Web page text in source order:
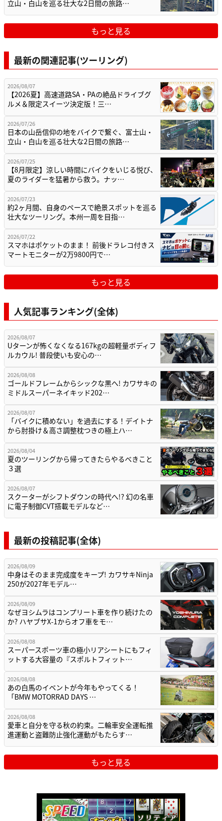
立山・白山を巡る壮大な2日間の旅路…
もっと見る
最新の関連記事(ツーリング)
2026/08/07
【2026夏】高速道路SA・PAの絶品ドライブグ
ルメ＆限定スイーツ決定版！三…
2026/07/26
日本の山岳信仰の地をバイクで繋ぐ、富士山・
立山・白山を巡る壮大な2日間の旅路…
2026/07/25
【8月限定】涼しい時間にバイクをいじる悦び、
夏のライダーを猛暑から救う。ナッ…
2026/07/23
約2ヶ月間、自身のペースで絶景スポットを巡る
壮大なツーリング。本州一周を目指…
2026/07/22
スマホはポケットのまま！ 前後ドラレコ付きス
マートモニターが2万9800円で…
もっと見る
人気記事ランキング(全体)
2026/08/07
Uターンが怖くなくなる167kgの超軽量ボディフ
ルカウル! 普段使いも安心の…
2026/08/08
ゴールドフレームからシックな黒へ! カワサキの
ミドルスーパーネイキッド202…
2026/08/07
「バイクに積めない」を過去にする！デイトナ
から肘掛け＆高さ調整枕つきの極上ハ…
2026/08/04
夏のツーリングから帰ってきたらやるべきこと
３選
2026/08/07
スクーターがシフトダウンの時代へ!? 幻の名車
に電子制御CVT搭載モデルなど…
最新の投稿記事(全体)
2026/08/09
中身はそのまま完成度をキープ! カワサキNinja
250が2027年モデル…
2026/08/09
なぜヨシムラはコンプリート車を作り続けたの
か? ハヤブサX-1からオフ車をモ…
2026/08/08
スーパースポーツ車の極小リアシートにもフィ
ットする大容量の『スポルトフィット…
2026/08/08
あの白馬のイベントが今年もやってくる！
「BMW MOTORRAD DAYS …
2026/08/08
愛車と自分を守る秋の約束。二輪車安全運転推
進運動と盗難防止強化運動がもたらす…
もっと見る